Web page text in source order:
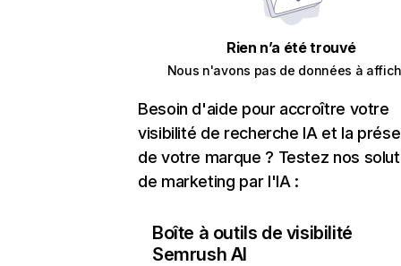
Rien n’a été trouvé
Nous n'avons pas de données à
Besoin d'aide pour accroître votre
visibilité de recherche IA et la
de votre marque ? Testez nos
de marketing par l'IA :
Boîte à outils de visibilité
Semrush AI